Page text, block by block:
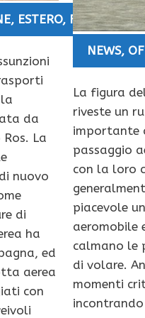
, ESTERO, FRANCIA,
da
La
nuovo
di
ha
ed
aerea
con
NEWS,
La figura
riveste un
importante
passaggio
con la loro
piacevole
aeromobile
calmano le
di volare.
momenti